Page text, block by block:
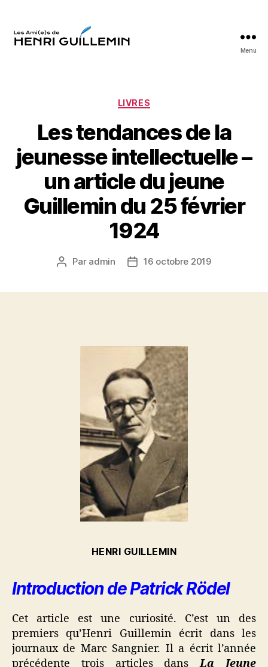
Menu
Catégories
LIVRES
Les tendances de la
jeunesse intellectuelle –
un article du jeune
Guillemin du 25 février
1924
Auteur
Par admin
Date16 octobre 2019
HENRI GUILLEMIN
Introduction de Patrick Rödel
Cet article est une curiosité. C’est un des
premiers qu’Henri Guillemin écrit dans les
journaux de Marc Sangnier. Il a écrit l’année
précédente trois articles dansLa Jeune